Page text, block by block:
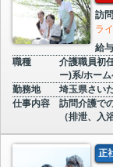
訪
ラ
給与
職種
介護職員初
ー)系/ホー
勤務地
埼玉県さい
仕事内容
訪問介護で
（排泄、入
正